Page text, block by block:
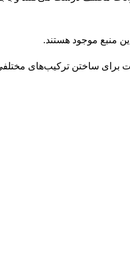
منبع موجود هستند.
برای ساختن ترکیب‌های